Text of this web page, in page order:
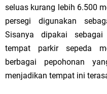
seluas kurang lebih 6.500
persegi digunakan
Sisanya dipakai
tempat parkir sepeda
berbagai pepohonan
menjadikan tempat ini